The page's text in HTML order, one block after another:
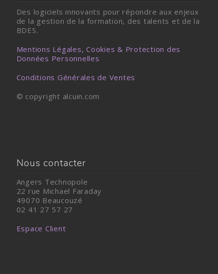
Des logiciels innovants pour répondre aux enjeux
de la gestion de la formation, des talents et de la
BDES.
Mentions Légales, Cookies & Protection des
Données Personnelles
Conditions Générales de Ventes
© copyright alcuin.com
Nous contacter
Angers Technopole
22 rue Michael Faraday
49070 Beaucouzé
02 41 27 57 27
Espace Client